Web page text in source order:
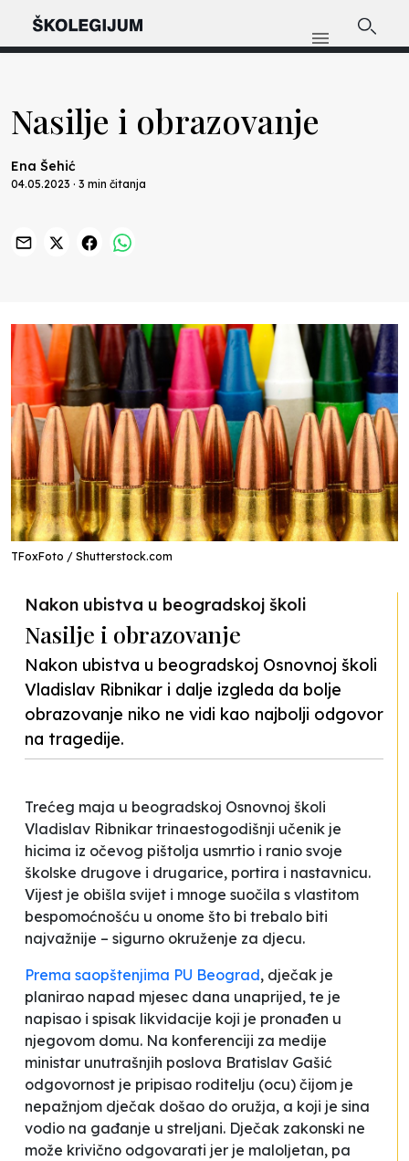
Nasilje i obrazovanje
Ena Šehić
04.05.2023 · 3 min čitanja
TFoxFoto / Shutterstock.com
Nakon ubistva u beogradskoj školi
Nasilje i obrazovanje
Nakon ubistva u beogradskoj Osnovnoj školi
Vladislav Ribnikar i dalje izgleda da bolje
obrazovanje niko ne vidi kao najbolji odgovor
na tragedije.
Trećeg maja u beogradskoj Osnovnoj školi
Vladislav Ribnikar trinaestogodišnji učenik je
hicima iz očevog pištolja usmrtio i ranio svoje
školske drugove i drugarice, portira i nastavnicu.
Vijest je obišla svijet i mnoge suočila s vlastitom
bespomoćnošću u onome što bi trebalo biti
najvažnije – sigurno okruženje za djecu.
Prema saopštenjima PU Beograd, dječak je
planirao napad mjesec dana unaprijed, te je
napisao i spisak likvidacije koji je pronađen u
njegovom domu. Na konferenciji za medije
ministar unutrašnjih poslova Bratislav Gašić
odgovornost je pripisao roditelju (ocu) čijom je
nepažnjom dječak došao do oružja, a koji je sina
vodio na gađanje u streljani. Dječak zakonski ne
može krivično odgovarati jer je maloljetan, pa